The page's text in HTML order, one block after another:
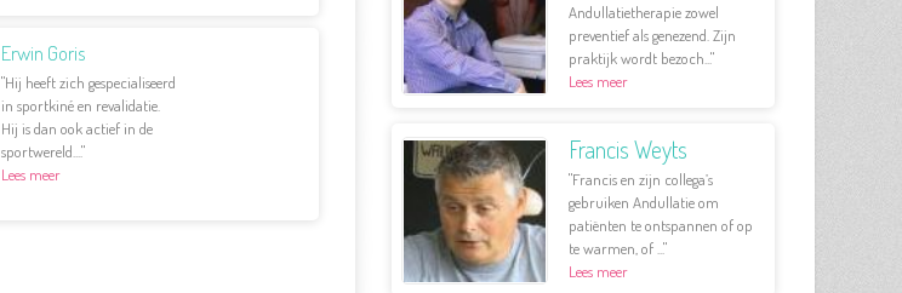
Erwin Goris
"Hij heeft zich gespecialiseerd
in sportkiné en revalidatie.
Hij is dan ook actief in de
sportwereld...."
Lees meer
Andullatietherapie zowel
preventief als genezend. Zijn
praktijk wordt bezoch..."
Lees meer
Francis Weyts
"Francis en zijn collega’s
gebruiken Andullatie om
patiënten te ontspannen of op
te warmen, of ..."
Lees meer